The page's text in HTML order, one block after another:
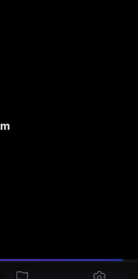
Einen Fehler gefunden?